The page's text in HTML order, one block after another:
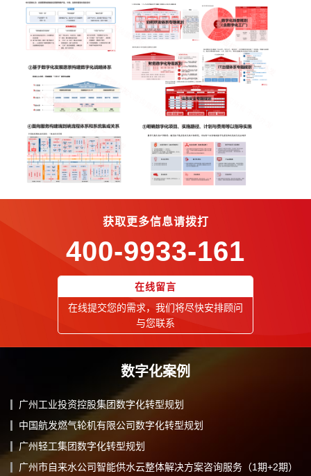
获取更多信息请拨打
400-9933-161
在线留言
在线提交您的需求，我们将尽快安排顾问
与您联系
数字化案例
广州工业投资控股集团数字化转型规划
中国航发燃气轮机有限公司数字化转型规划
广州轻工集团数字化转型规划
广州市自来水公司智能供水云整体解决方案咨询服务（1期+2期）